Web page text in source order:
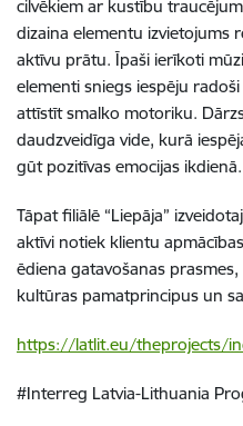
cilvēkiem ar kustību
dizaina elementu izvietojums
aktīvu prātu. Īpaši ierīkoti
elementi sniegs iespēju
attīstīt smalko motoriku.
daudzveidīga vide, kurā
gūt pozitīvas emocijas ikdienā.
Tāpat filiālē “Liepāja”
aktīvi notiek klientu
ēdiena gatavošanas
kultūras pamatprincipus un
https://latlit.eu/theprojects/
#Interreg Latvia-Lithuania